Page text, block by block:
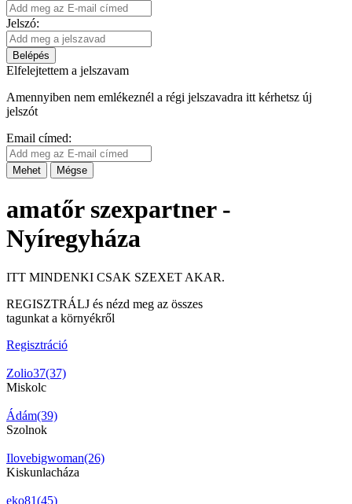
Jelszó:
Belépés
Elfelejtettem a jelszavam
Amennyiben nem emlékeznél a régi jelszavadra itt kérhetsz új
jelszót
Email címed:
Mehet Mégse
amatőr szexpartner -
Nyíregyháza
ITT MINDENKI CSAK SZEXET AKAR.
REGISZTRÁLJ és nézd meg az összes
tagunkat a környékről
Regisztráció
Zolio37(37)
Miskolc
Ádám(39)
Szolnok
Ilovebigwoman(26)
Kiskunlacháza
eko81(45)